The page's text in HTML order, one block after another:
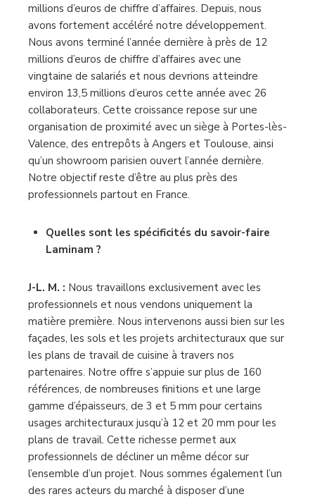
millions d’euros de chiffre d’affaires. Depuis, nous
avons fortement accéléré notre développement.
Nous avons terminé l’année dernière à près de 12
millions d’euros de chiffre d’affaires avec une
vingtaine de salariés et nous devrions atteindre
environ 13,5 millions d’euros cette année avec 26
collaborateurs. Cette croissance repose sur une
organisation de proximité avec un siège à Portes-lès-
Valence, des entrepôts à Angers et Toulouse, ainsi
qu’un showroom parisien ouvert l’année dernière.
Notre objectif reste d’être au plus près des
professionnels partout en France.
Quelles sont les spécificités du savoir-faire
Laminam ?
J-L. M. : Nous travaillons exclusivement avec les
professionnels et nous vendons uniquement la
matière première. Nous intervenons aussi bien sur les
façades, les sols et les projets architecturaux que sur
les plans de travail de cuisine à travers nos
partenaires. Notre offre s’appuie sur plus de 160
références, de nombreuses finitions et une large
gamme d’épaisseurs, de 3 et 5 mm pour certains
usages architecturaux jusqu’à 12 et 20 mm pour les
plans de travail. Cette richesse permet aux
professionnels de décliner un même décor sur
l’ensemble d’un projet. Nous sommes également l’un
des rares acteurs du marché à disposer d’une